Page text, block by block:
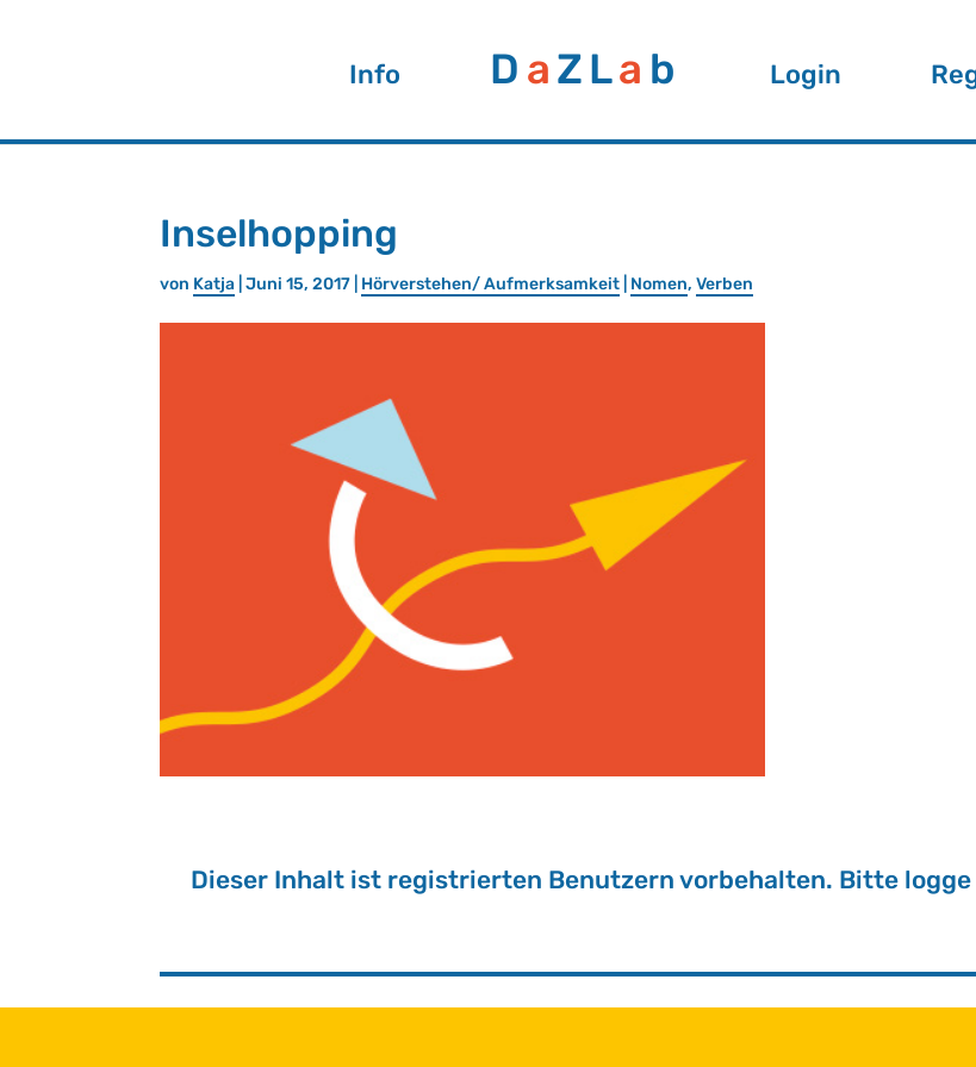
Info D aZLa b Login
In­selhop­ping
von Katja | Juni 15, 2017 | Hör­ver­ste­hen/ Auf­merk­sam­keit Nomen,Ver­ben
Die­ser In­halt ist re­gis­trier­ten Be­nut­zern vor­be­hal­ten. Bitte